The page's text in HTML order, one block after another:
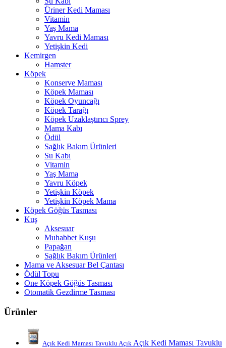
Üriner Kedi Maması
Vitamin
Yaş Mama
Yavru Kedi Maması
Yetişkin Kedi
Kemirgen
Hamster
Köpek
Konserve Maması
Köpek Maması
Köpek Oyuncağı
Köpek Tarağı
Köpek Uzaklaştırıcı Sprey
Mama Kabı
Ödül
Sağlık Bakım Ürünleri
Su Kabı
Vitamin
Yaş Mama
Yavru Köpek
Yetişkin Köpek
Yetişkin Köpek Mama
Köpek Göğüs Tasması
Kuş
Aksesuar
Muhabbet Kuşu
Papağan
Sağlık Bakım Ürünleri
Mama ve Aksesuar Bel Çantası
Ödül Topu
One Köpek Göğüs Tasması
Otomatik Gezdirme Tasması
Ürünler
Açık Kedi Maması Tavuklu Açık Açık Kedi Maması Tavuklu